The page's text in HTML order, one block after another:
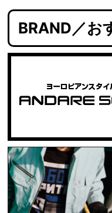
BRAND／お